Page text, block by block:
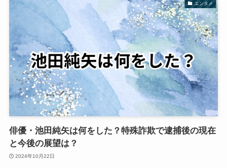
エンタメ
俳優・池田純矢は何をした？特殊詐欺で逮捕後の現在
と今後の展望は？
2024年10月22日